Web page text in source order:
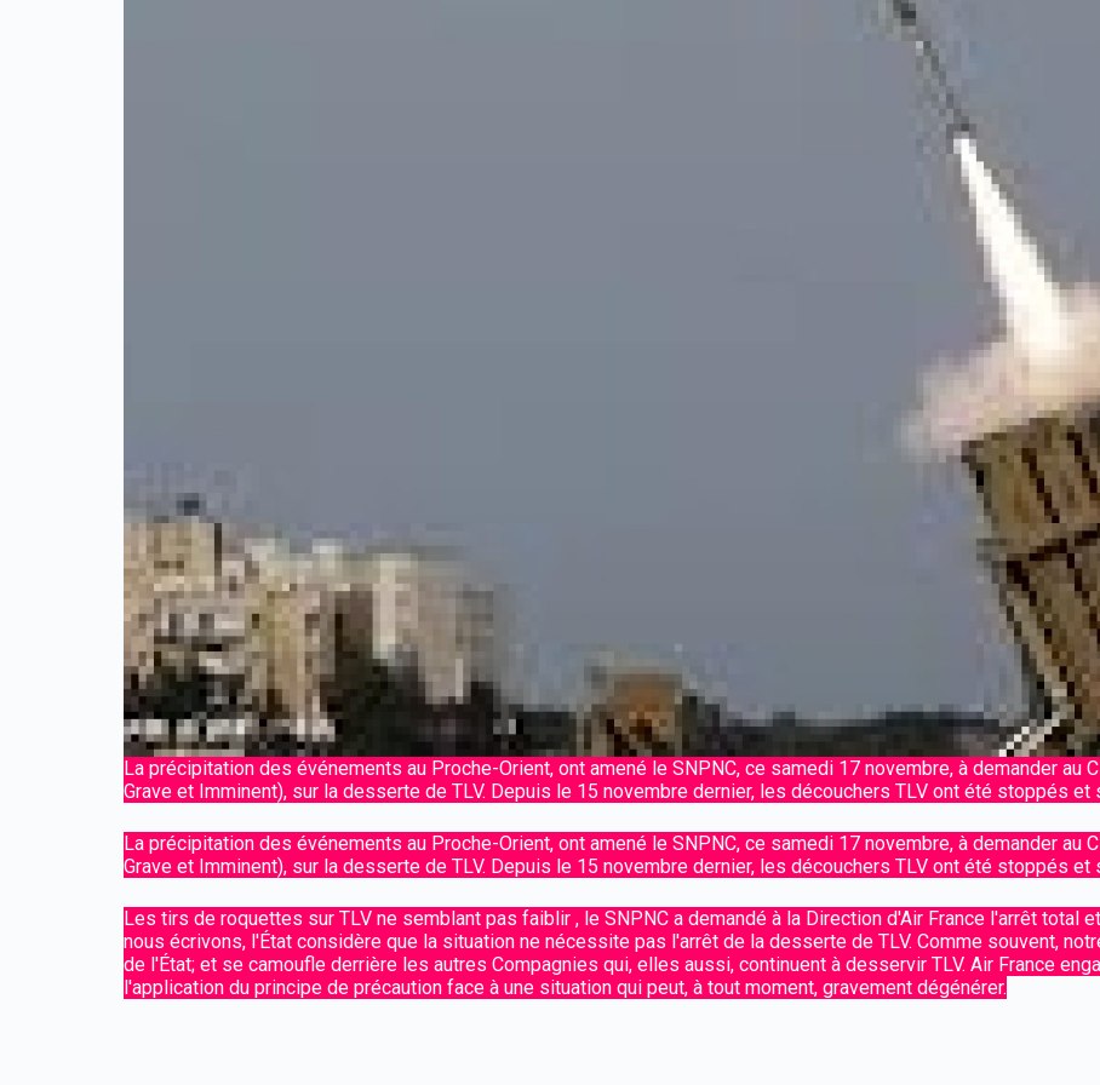
La précipitation des événements au Proche-Orient, ont amené le SNPNC, ce samedi 17 novembre, à demander au
Grave et Imminent), sur la desserte de TLV. Depuis le 15 novembre dernier, les découchers TLV ont été stoppés et
La précipitation des événements au Proche-Orient, ont amené le SNPNC, ce samedi 17 novembre, à demander au
Grave et Imminent), sur la desserte de TLV. Depuis le 15 novembre dernier, les découchers TLV ont été stoppés et
Les tirs de roquettes sur TLV ne semblant pas faiblir , le SNPNC a demandé à la Direction d'Air France l'arrêt total
nous écrivons, l'État considère que la situation ne nécessite pas l'arrêt de la desserte de TLV. Comme souvent,
de l'État; et se camoufle derrière les autres Compagnies qui, elles aussi, continuent à desservir TLV. Air France
l'application du principe de précaution face à une situation qui peut, à tout moment, gravement dégénérer.